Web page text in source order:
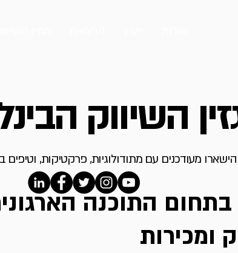
השיווק
התוכנה
ומכירות
מעודכנים עם מתודולוגיות, פרקטיקות, וטיפים